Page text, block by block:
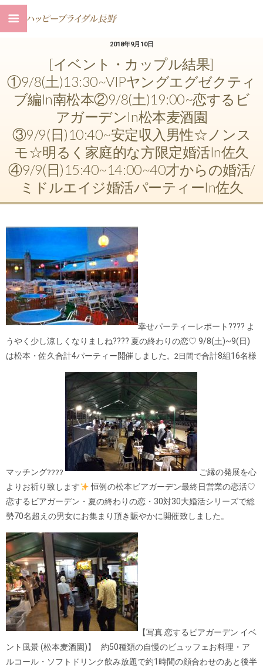
2018年9月10日
[イベント・カップル結果]
①9/8(土)13:30~VIPヤングエグゼクティ
ブ編in南松本②9/8(土)19:00~恋するビ
アガーデンin松本麦酒園
③9/9(日)10:40~安定収入男性☆ノンス
モ☆明るく家庭的な方限定婚活in佐久
④9/9(日)15:40~14:00~40才からの婚活/
ミドルエイジ婚活パーティーin佐久
幸せパーティーレポート???? よ
うやく少し涼しくなりましね???? 夏の終わりの恋♡ 9/8(土)~9(日)
は松本・佐久合計4パーティー開催しました 。2日間で合計8組16名様
マッチング???? ご縁の発展を心
よりお祈り致します
恒例の松本ビアガーデン最終日営業の恋活♡
恋するビアガーデン・夏の終わりの恋・30対30大婚活シリーズで総
勢70名超えの男女にお集まり頂き賑やかに開催致しました。
【写真 恋するビアガーデン イベ
ント風景 (松本麦酒園)】 約50種類の自慢のビュッフェお料理・ア
ルコール・ソフトドリンク飲み放題で約1時間の顔合わせのあと後半